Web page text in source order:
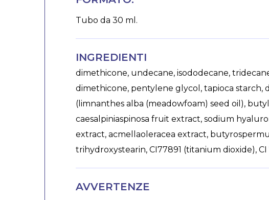
Tubo da 30 ml.
INGREDIENTI
dimethicone, undecane, isododecane,
dimethicone, pentylene glycol, tapioca starch,
(limnanthes alba (meadowfoam) seed oil),
caesalpiniaspinosa fruit extract, sodium
extract, acmellaoleracea extract,
trihydroxystearin, CI77891 (titanium dioxide),
AVVERTENZE